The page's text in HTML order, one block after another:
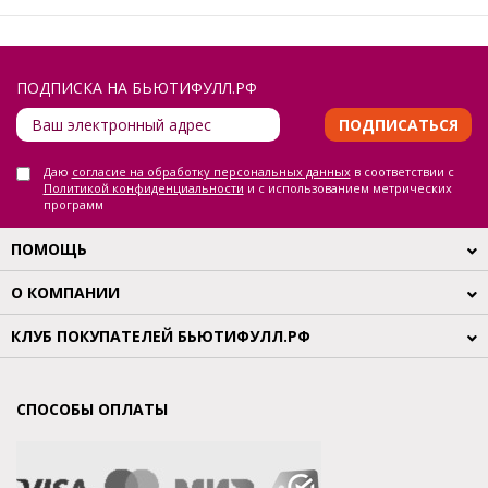
ПОДПИСКА НА БЬЮТИФУЛЛ.РФ
ПОДПИСАТЬСЯ
Даю согласие на обработку персональных данныхв соответствии с
Политикой конфиденциальности и с использованием метрических
программ
ПОМОЩЬ
О КОМПАНИИ
КЛУБ ПОКУПАТЕЛЕЙ БЬЮТИФУЛЛ.РФ
СПОСОБЫ ОПЛАТЫ